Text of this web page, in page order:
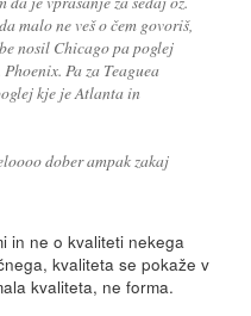
malo ne veš o čem govoriš,
nosil Chicago pa poglej
Pa za Teaguea
kje je Atlanta in
dober ampak zakaj
in ne o kvaliteti nekega
kvaliteta se pokaže v
kvaliteta, ne forma.